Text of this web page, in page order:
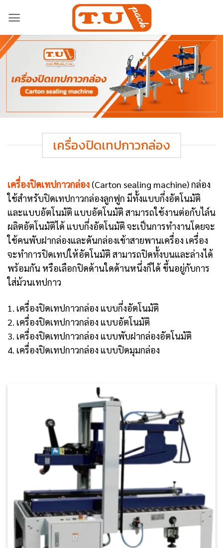
content
เครื่องปิดเทปกาวกล่อง
เครื่องปิดเทปกาวกล่อง (Carton sealing machine) กล่อง
ใช้สำหรับปิดเทปกาวกล่องลูกฟูก มีทั้งแบบกึ่งอัตโนมัติ
และแบบอัตโนมัติ แบบอัตโนมัติ สามารถใช้งานต่อกับไล์น
ผลิตอัตโนมัติได้ แบบกึ่งอัตโนมัติ จะเป็นการทำงานโดยจะ
ใช้คนพับฝากล่องและดันกล่องเข้าสายพานเครื่อง เครื่อง
จะทำการปิดเทปให้อัตโนมัติ สามารถปิดทั้งบนและล่างได้
พร้อมกัน หรือเลือกปิดด้านใดด้านหนึ่งก็ได้ ขึ้นอยู่กับการ
ใส่ม้วนเทปกาว
1. เครื่องปิดเทปกาวกล่อง แบบกึ่งอัตโนมัติ
2. เครื่องปิดเทปกาวกล่อง แบบอัตโนมัติ
3. เครื่องปิดเทปกาวกล่อง แบบพับฝากล่องอัตโนมัติ
4. เครื่องปิดเทปกาวกล่อง แบบปิดมุมกล่อง